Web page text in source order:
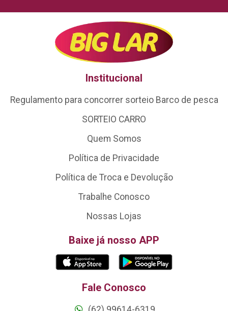
Institucional
Regulamento para concorrer sorteio Barco de pesca
SORTEIO CARRO
Quem Somos
Política de Privacidade
Política de Troca e Devolução
Trabalhe Conosco
Nossas Lojas
Baixe já nosso APP
Fale Conosco